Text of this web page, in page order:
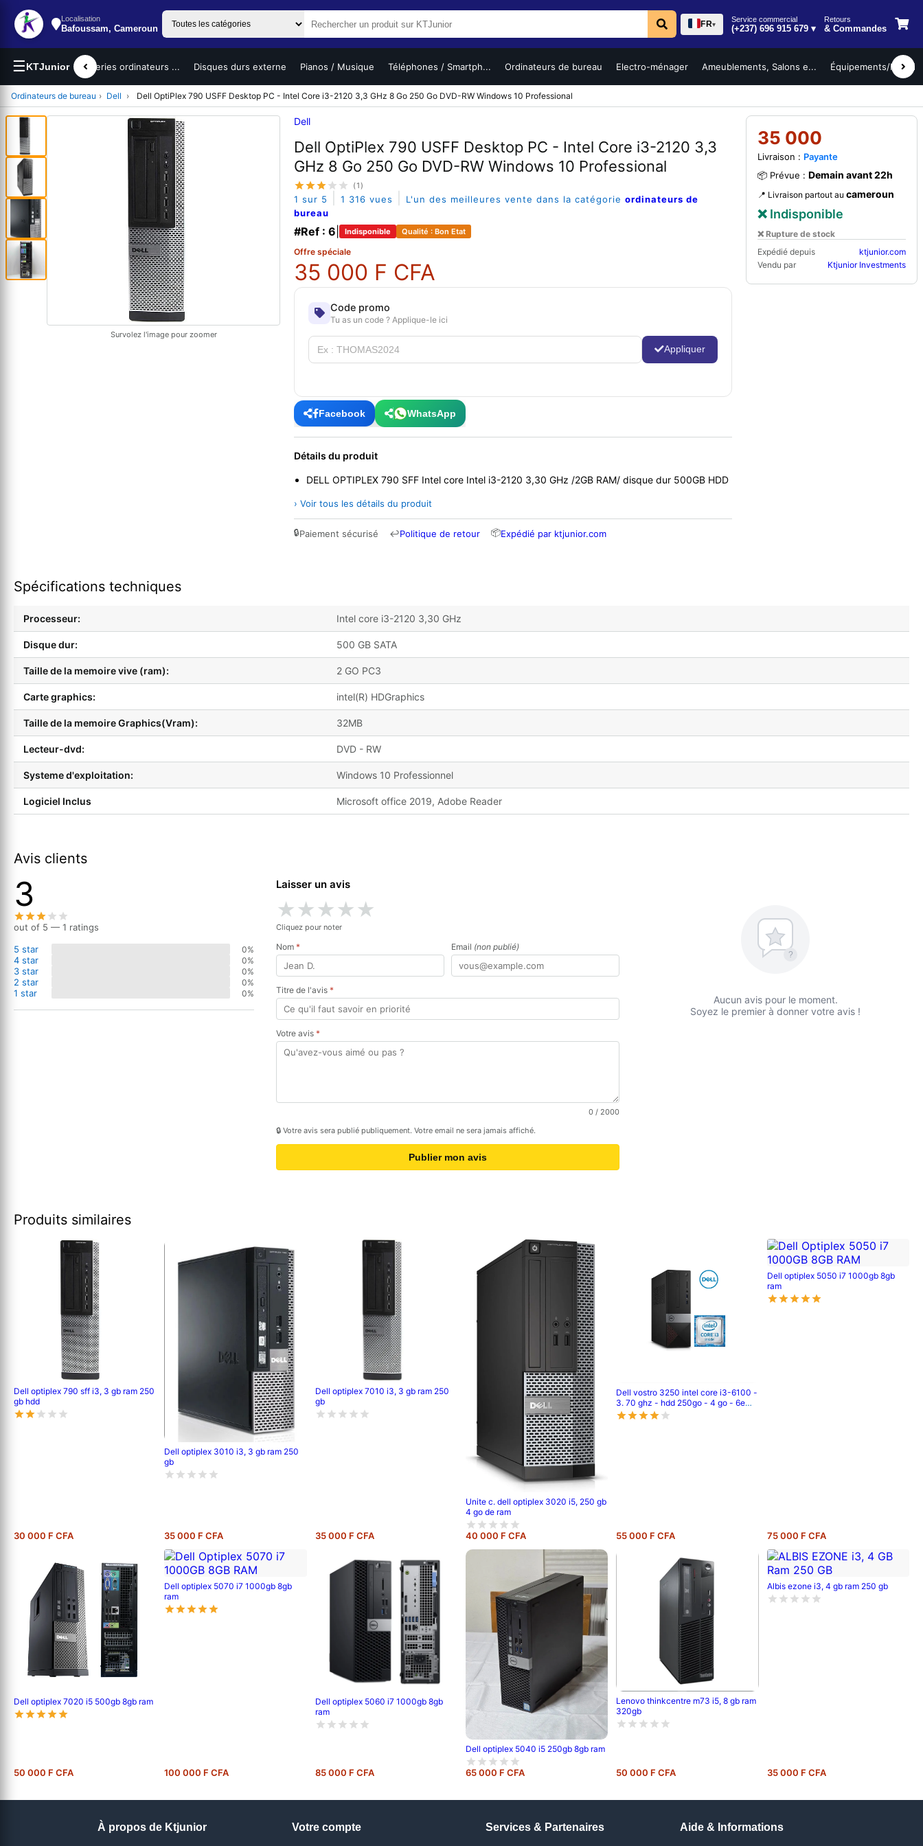
Localisation
Bafoussam, Cameroun FR▾
Service commercial
(+237) 696 915 679 ▾
Retours
& Commandes
☰KTJunior
portables Batteries ordinateurs ... Disques durs externe Pianos / Musique Téléphones / Smartph... Ordinateurs de bureau Electro-ménager Ameublements, Salons e... Équipements/
Ordinateurs de bureau › Dell › Dell OptiPlex 790 USFF Desktop PC - Intel Core i3-2120 3,3 GHz 8 Go 250 Go DVD-RW Windows 10 Professional
Survolez l'image pour zoomer
Dell
Dell OptiPlex 790 USFF Desktop PC - Intel Core i3-2120 3,3
GHz 8 Go 250 Go DVD-RW Windows 10 Professional
(1)
1 sur 5 1 316 vues L'un des meilleures vente dans la catégorie ordinateurs de
bureau
#Ref : 6 Indisponible Qualité : Bon Etat
Offre spéciale
35 000 F CFA
Code promo
Tu as un code ? Applique-le ici
Appliquer
Facebook WhatsApp
Détails du produit
DELL OPTIPLEX 790 SFF Intel core Intel i3-2120 3,30 GHz /2GB RAM/ disque dur 500GB HDD
› Voir tous les détails du produit
🔒Paiement sécurisé ↩Politique de retour 📦Expédié par ktjunior.com
35 000
Livraison : Payante
📦 Prévue : Demain avant 22h
📍 Livraison partout au cameroun
❌ Indisponible
❌ Rupture de stock
Expédié depuis
ktjunior.com
Vendu par
Ktjunior Investments
Spécifications techniques
Processeur: Intel core i3-2120 3,30 GHz
Disque dur: 500 GB SATA
Taille de la memoire vive (ram): 2 GO PC3
Carte graphics: intel(R) HDGraphics
Taille de la memoire Graphics(Vram): 32MB
Lecteur-dvd: DVD - RW
Systeme d'exploitation: Windows 10 Professionnel
Logiciel Inclus Microsoft office 2019, Adobe Reader
Avis clients
3
out of 5 — 1 ratings
5 star
0%
4 star 0%
3 star 0%
2 star 0%
1 star 0%
Laisser un avis
★★★★★
Cliquez pour noter
Nom * Email (non publié)
Titre de l'avis *
Votre avis *
0 / 2000
🔒 Votre avis sera publié publiquement. Votre email ne sera jamais affiché.
Publier mon avis
?
Aucun avis pour le moment.
Soyez le premier à donner votre avis !
Produits similaires
Dell optiplex 790 sff i3, 3 gb ram 250
gb hdd
30 000 F CFA
Dell optiplex 3010 i3, 3 gb ram 250
gb
35 000 F CFA
Dell optiplex 7010 i3, 3 gb ram 250
gb
35 000 F CFA
Unite c. dell optiplex 3020 i5, 250 gb
4 go de ram
40 000 F CFA
Dell vostro 3250 intel core i3-6100 -
3. 70 ghz - hdd 250go - 4 go - 6eme
génération
55 000 F CFA
Dell optiplex 5050 i7 1000gb 8gb
ram
75 000 F CFA
Dell optiplex 7020 i5 500gb 8gb ram
50 000 F CFA
Dell optiplex 5070 i7 1000gb 8gb
ram
100 000 F CFA
Dell optiplex 5060 i7 1000gb 8gb
ram
85 000 F CFA
Dell optiplex 5040 i5 250gb 8gb ram
65 000 F CFA
Lenovo thinkcentre m73 i5, 8 gb ram
320gb
50 000 F CFA
Albis ezone i3, 4 gb ram 250 gb
35 000 F CFA
À propos de Ktjunior Votre compte Services & Partenaires Aide & Informations